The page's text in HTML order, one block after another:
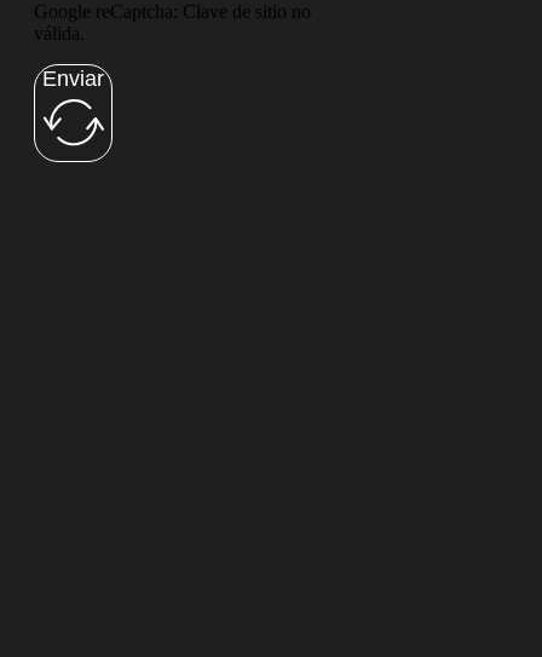
Google reCaptcha: Clave de sitio no
válida.
Enviar